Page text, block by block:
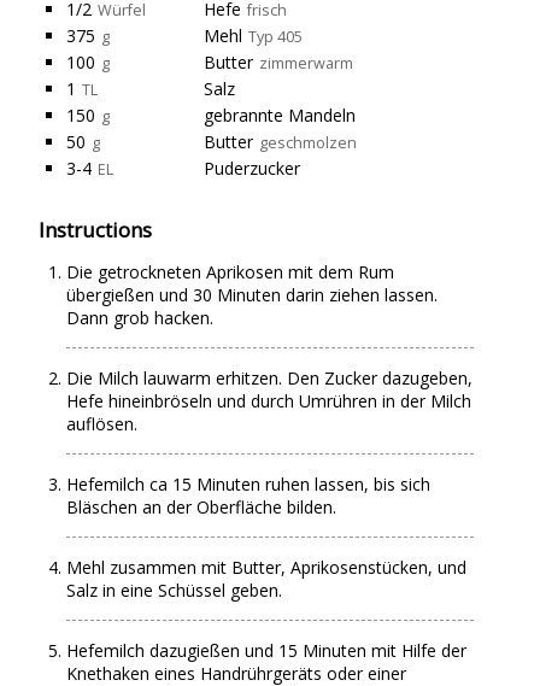
1/2 Würfel Hefe frisch
375 g Mehl Typ 405
100 g Butter zimmerwarm
1 TL
Salz
150 g
gebrannte Mandeln
50 g Butter geschmolzen
3-4 EL Puderzucker
Instructions
Die getrockneten Aprikosen mit dem Rum
übergießen und 30 Minuten darin ziehen lassen.
Dann grob hacken.
Die Milch lauwarm erhitzen. Den Zucker dazugeben,
Hefe hineinbröseln und durch Umrühren in der Milch
auflösen.
Hefemilch ca 15 Minuten ruhen lassen, bis sich
Bläschen an der Oberfläche bilden.
Mehl zusammen mit Butter, Aprikosenstücken, und
Salz in eine Schüssel geben.
Hefemilch dazugießen und 15 Minuten mit Hilfe der
Knethaken eines Handrührgeräts oder einer